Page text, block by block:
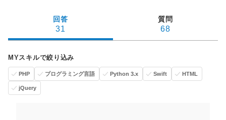
回答
31
質問
68
MYスキルで絞り込み
PHP プログラミング言語 Python 3.x Swift HTML
jQuery